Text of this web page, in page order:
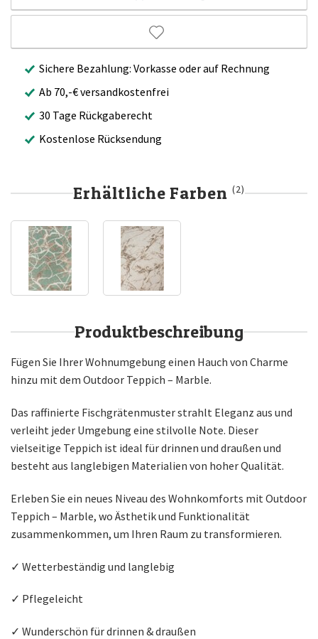
Sichere Bezahlung: Vorkasse oder auf Rechnung
Ab 70,-€ versandkostenfrei
30 Tage Rückgaberecht
Kostenlose Rücksendung
Erhältliche Farben(2)
Produktbeschreibung
Fügen Sie Ihrer Wohnumgebung einen Hauch von Charme
hinzu mit dem Outdoor Teppich – Marble.
Das raffinierte Fischgrätenmuster strahlt Eleganz aus und
verleiht jeder Umgebung eine stilvolle Note. Dieser
vielseitige Teppich ist ideal für drinnen und draußen und
besteht aus langlebigen Materialien von hoher Qualität.
Erleben Sie ein neues Niveau des Wohnkomforts mit Outdoor
Teppich – Marble, wo Ästhetik und Funktionalität
zusammenkommen, um Ihren Raum zu transformieren.
✓ Wetterbeständig und langlebig
✓ Pflegeleicht
✓ Wunderschön für drinnen & draußen